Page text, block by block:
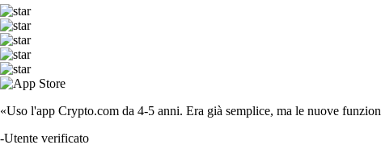
«Uso l'app Crypto.com da 4-5 anni. Era già semplice, ma le nuove
-Utente verificato